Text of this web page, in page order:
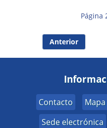
Página
Anterior
Contacto
Sede electrónica